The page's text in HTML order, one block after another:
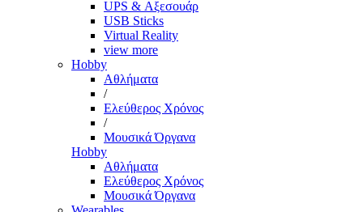
UPS & Αξεσουάρ
USB Sticks
Virtual Reality
view more
Hobby
Αθλήματα
/
Ελεύθερος Χρόνος
/
Μουσικά Όργανα
Hobby
Αθλήματα
Ελεύθερος Χρόνος
Μουσικά Όργανα